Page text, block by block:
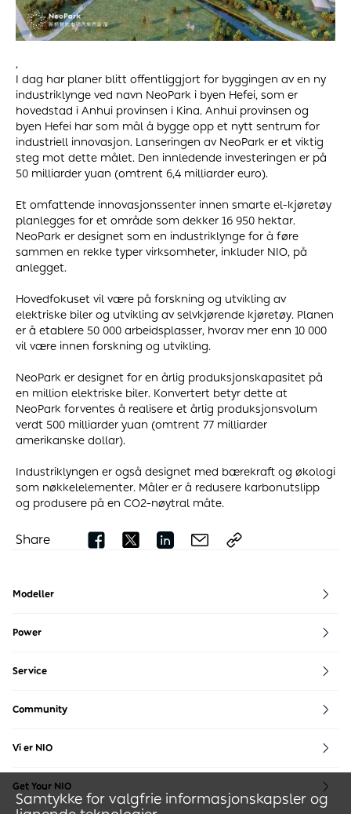
Samtykke for valgfrie informasjonskapsler og
,
I dag har planer blitt offentliggjort for byggingen av en ny
industriklynge ved navn NeoPark i byen Hefei, som er
hovedstad i Anhui provinsen i Kina. Anhui provinsen og
byen Hefei har som mål å bygge opp et nytt sentrum for
industriell innovasjon. Lanseringen av NeoPark er et viktig
steg mot dette målet. Den innledende investeringen er på
50 milliarder yuan (omtrent 6,4 milliarder euro).
Et omfattende innovasjonssenter innen smarte el-kjøretøy
planlegges for et område som dekker 16 950 hektar.
NeoPark er designet som en industriklynge for å føre
sammen en rekke typer virksomheter, inkluder NIO, på
anlegget.
Hovedfokuset vil være på forskning og utvikling av
elektriske biler og utvikling av selvkjørende kjøretøy. Planen
er å etablere 50 000 arbeidsplasser, hvorav mer enn 10 000
vil være innen forskning og utvikling.
NeoPark er designet for en årlig produksjonskapasitet på
en million elektriske biler. Konvertert betyr dette at
NeoPark forventes å realisere et årlig produksjonsvolum
verdt 500 milliarder yuan (omtrent 77 milliarder
amerikanske dollar).
Industriklyngen er også designet med bærekraft og økologi
som nøkkelelementer. Måler er å redusere karbonutslipp
og produsere på en CO2-nøytral måte.
Share
Modeller
Power
Service
Community
Vi er NIO
Blue Sky Coming Bærekraft Press Blog
Bli med
Get Your NIO
Get Your NIO Kampanjer NIO Certified